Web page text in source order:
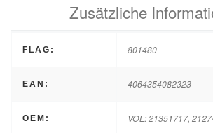
Zusätzliche
FLAG: 801480
EAN: 4064354082323
OEM: VOL: 21351717,